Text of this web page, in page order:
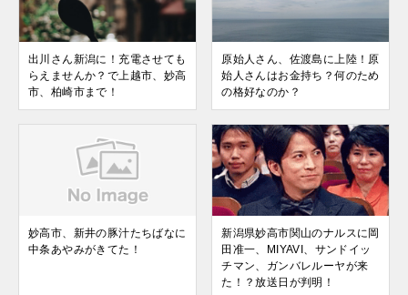
出川さん新潟に！充電させても
らえませんか？で上越市、妙高
市、柏崎市まで！
原始人さん、佐渡島に上陸！原
始人さんはお金持ち？何のため
の格好なのか？
妙高市、新井の豚汁たちばなに
中条あやみがきてた！
新潟県妙高市関山のナルスに岡
田准一、MIYAVI、サンドイッ
チマン、ガンバレルーヤが来
た！？放送日が判明！